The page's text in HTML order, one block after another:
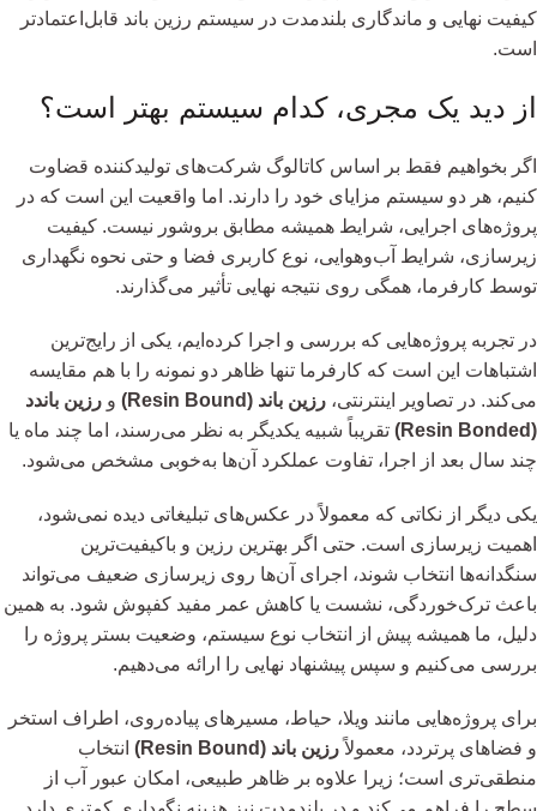
کیفیت نهایی و ماندگاری بلندمدت در سیستم رزین باند قابل‌اعتمادتر
است.
از دید یک مجری، کدام سیستم بهتر است؟
اگر بخواهیم فقط بر اساس کاتالوگ شرکت‌های تولیدکننده قضاوت
کنیم، هر دو سیستم مزایای خود را دارند. اما واقعیت این است که در
پروژه‌های اجرایی، شرایط همیشه مطابق بروشور نیست. کیفیت
زیرسازی، شرایط آب‌وهوایی، نوع کاربری فضا و حتی نحوه نگهداری
توسط کارفرما، همگی روی نتیجه نهایی تأثیر می‌گذارند.
در تجربه پروژه‌هایی که بررسی و اجرا کرده‌ایم، یکی از رایج‌ترین
اشتباهات این است که کارفرما تنها ظاهر دو نمونه را با هم مقایسه
می‌کند. در تصاویر اینترنتی، رزین باند (Resin Bound) و رزین باندد
(Resin Bonded)
تقریباً شبیه یکدیگر به نظر می‌رسند، اما چند ماه یا
چند سال بعد از اجرا، تفاوت عملکرد آن‌ها به‌خوبی مشخص می‌شود.
یکی دیگر از نکاتی که معمولاً در عکس‌های تبلیغاتی دیده نمی‌شود،
اهمیت زیرسازی است. حتی اگر بهترین رزین و باکیفیت‌ترین
سنگدانه‌ها انتخاب شوند، اجرای آن‌ها روی زیرسازی ضعیف می‌تواند
باعث ترک‌خوردگی، نشست یا کاهش عمر مفید کفپوش شود. به همین
دلیل، ما همیشه پیش از انتخاب نوع سیستم، وضعیت بستر پروژه را
بررسی می‌کنیم و سپس پیشنهاد نهایی را ارائه می‌دهیم.
برای پروژه‌هایی مانند ویلا، حیاط، مسیرهای پیاده‌روی، اطراف استخر
و فضاهای پرتردد، معمولاًرزین باند (Resin Bound)
انتخاب
منطقی‌تری است؛ زیرا علاوه بر ظاهر طبیعی، امکان عبور آب از